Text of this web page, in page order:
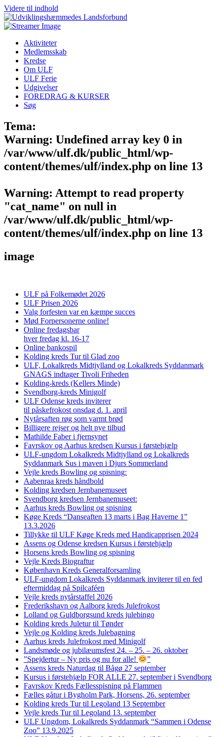
Videre til indhold
Aktiviteter
Medlemsskab
Kredse
Om ULF
ULF Ferie
Udgivelser
FOREDRAG & KURSER
Søg
Tema:
Warning: Undefined array key 0 in
/var/www/ulf.dk/public_html/wp-
content/themes/ulf/index.php on line 13
Warning: Attempt to read property
"cat_name" on null in
/var/www/ulf.dk/public_html/wp-
content/themes/ulf/index.php on line 13
image
ULF på Folkemødet 2026
ULF Prisen 2026
Valg forfesten var en kæmpe succes
Mød Forpersonerne online!
Online fredagsbar
hver fredag kl. 16-17
Online bankospil
Kolding kreds Tur til Glad zoo
ULF, Lokalkreds Midtjylland og Lokalkreds Syddanmark
GNAGS indtager Tivoli Friheden
Kolding-kreds (Kellers Minde)
Svendborg-kreds Minigolf
ULF Odense kreds inviterer
til påskefrokost onsdag d. 1. april
Nytårsaften røg som varmt brød
Billigere rejser og helt nye tilbud
Mathilde Faber i fjernsynet
Favrskov og Aarhus kredsen Kursus i førstehjælp
ULF-ungdom Lokalkreds Midtjylland og Lokalkreds
Syddanmark Sus i maven i Djurs Sommerland
Vejle kreds Bowling og spisning:
Aabenraa kreds håndbold
Kolding kredsen Jernbanemuseet
Svendborg kredsen Jernbanemuseet:
Aarhus kreds Bowling og spisning
Køge Kreds “Danseaften 13 marts i Bag Haverne 1”
13.3.2026
Tillykke til ULF Køge Kreds med Handicapprisen 2024
Assens og Odense kredsen Kursus i førstehjælp
Horsens kreds Bowling og spisning
Vejle Kreds Biograftur
København Kreds Generalforsamling
ULF-ungdom Lokalkreds Syddanmark inviterer til en fed
eftermiddag på Spilcaféen
Vejle kreds nytårstaffel 2026
Frederikshavn og Aalborg kreds Julefrokost
Lolland og Guldborgsund kreds julebingo
Kolding kreds Juletur til Tønder
Vejle og Kolding kreds Julebagning
Aarhus kreds Julefrokost med Minigolf
Landsmøde og jubilæumsfest 24. – 25. – 26. oktober
”Spejdertur – Ny pris og nu for alle!
”
Assens kreds Naturdag til Bågø 27 september
Kursus i førstehjælp FOR ALLE 27. september i Svendborg
Favrskov Kreds Fællesspisning på Flammen
Fælles gåtur i Bygholm Park, Horsens, 26. september
Kolding kreds Tur til Legoland 13 September
Vejle kreds Tur til Legoland 13. september
ULF Ungdom, Lokalkreds Syddanmark “Sammen i Odense
Zoo” 13.9.2025